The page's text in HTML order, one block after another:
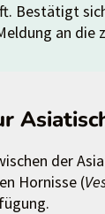
Bestätigt
an
der
Hornisse (